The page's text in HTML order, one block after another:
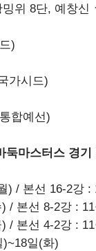
위 8단, 예창
)
가시드)
합예선)
마스터스 경기
) / 본선 16-2강 :
/ 본선 8-2강 :
/ 본선 4-2강 :
)~18일(화)